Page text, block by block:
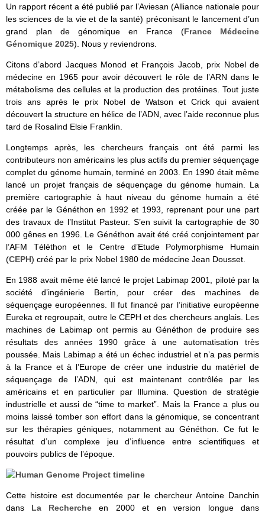
Un rapport récent a été publié par l’Aviesan (Alliance nationale pour
les sciences de la vie et de la santé) préconisant le lancement d’un
grand plan de génomique en France (France Médecine
Génomique 2025). Nous y reviendrons.
Citons d’abord Jacques Monod et François Jacob, prix Nobel de
médecine en 1965 pour avoir découvert le rôle de l’ARN dans le
métabolisme des cellules et la production des protéines. Tout juste
trois ans après le prix Nobel de Watson et Crick qui avaient
découvert la structure en hélice de l’ADN, avec l’aide reconnue plus
tard de Rosalind Elsie Franklin.
Longtemps après, les chercheurs français ont été parmi les
contributeurs non américains les plus actifs du premier séquençage
complet du génome humain, terminé en 2003. En 1990 était même
lancé un projet français de séquençage du génome humain. La
première cartographie à haut niveau du génome humain a été
créée par le Généthon en 1992 et 1993, reprenant pour une part
des travaux de l’Institut Pasteur. S’en suivit la cartographie de 30
000 gênes en 1996. Le Généthon avait été créé conjointement par
l’AFM Téléthon et le Centre d’Etude Polymorphisme Humain
(CEPH) créé par le prix Nobel 1980 de médecine Jean Dousset.
En 1988 avait même été lancé le projet Labimap 2001, piloté par la
société d’ingénierie Bertin, pour créer des machines de
séquençage européennes. Il fut financé par l’initiative européenne
Eureka et regroupait, outre le CEPH et des chercheurs anglais. Les
machines de Labimap ont permis au Généthon de produire ses
résultats des années 1990 grâce à une automatisation très
poussée. Mais Labimap a été un échec industriel et n’a pas permis
à la France et à l’Europe de créer une industrie du matériel de
séquençage de l’ADN, qui est maintenant contrôlée par les
américains et en particulier par Illumina. Question de stratégie
industrielle et aussi de “time to market”. Mais la France a plus ou
moins laissé tomber son effort dans la génomique, se concentrant
sur les thérapies géniques, notamment au Généthon. Ce fut le
résultat d’un complexe jeu d’influence entre scientifiques et
pouvoirs publics de l’époque.
Cette histoire est documentée par le chercheur Antoine Danchin
dans La Recherche en 2000 et en version longue dans